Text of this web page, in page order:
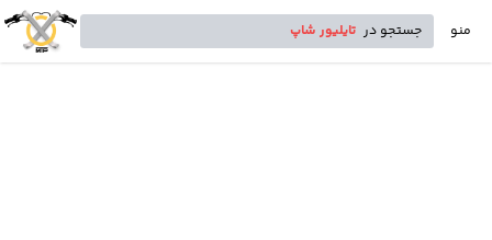
منو جستجو در تایلیور شاپ